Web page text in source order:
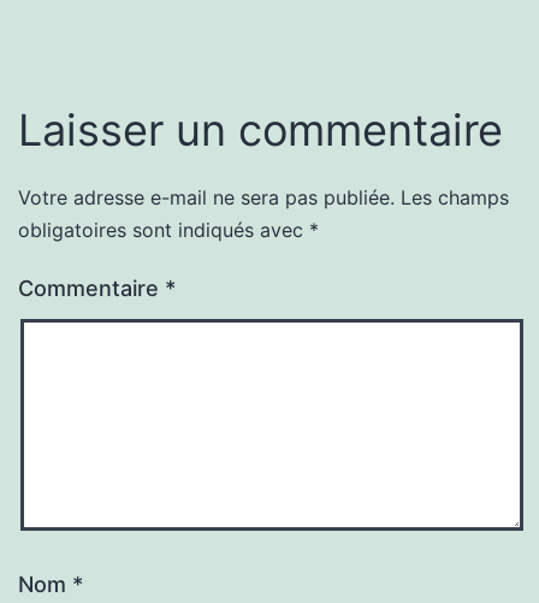
Laisser un commentaire
Votre adresse e-mail ne sera pas publiée. Les champs
obligatoires sont indiqués avec *
Commentaire *
Nom *